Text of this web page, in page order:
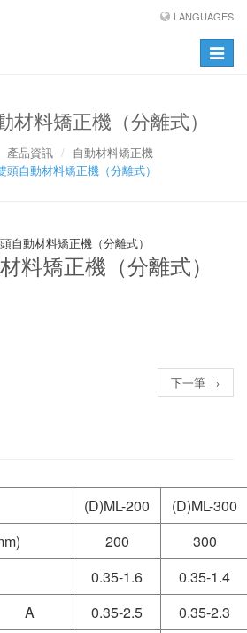
LANGUAGES
Toggle
材料矯正機（分離式）
產品資訊
自動材料矯正機
頭自動材料矯正機（分離式）
料矯正機（分離式）
下一筆 →
(D)ML-200
(D)ML-300
200 300
0.35-1.6
0.35-1.4
A
0.35-2.5
0.35-2.3